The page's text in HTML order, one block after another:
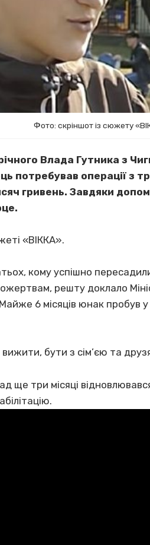
Фото: скріншот із сюжету
Влада Гутника з
потребував операції з
гривень. Завдяки
«ВІККА».
кому успішно
решту доклало
6 місяців юнак пробув у
бути з сім’єю та
ще три місяці